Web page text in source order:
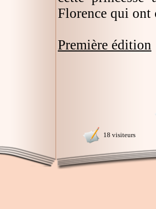
Florence qui ont
Première édition
18 visiteurs